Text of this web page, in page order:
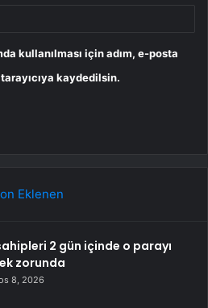
kullanılması için adım, e-posta
kaydedilsin.
Eklenen
2 gün içinde o parayı
zorunda
8, 2026